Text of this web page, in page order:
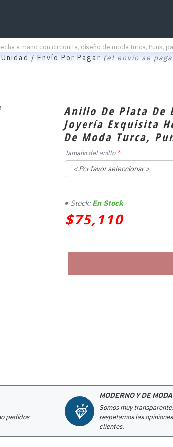
a mano con circonita, diseño de moda turca, Punk,
/ Envío Por Pagar (el envío se
Anillo De Plata De
Joyería Exquisita
De Moda Turca,
$75,110
Stock: En Stock
Tamaño del anillo
pedidos
MODERNO Y DE MODA
Somos muy
respetamos las
clientes.